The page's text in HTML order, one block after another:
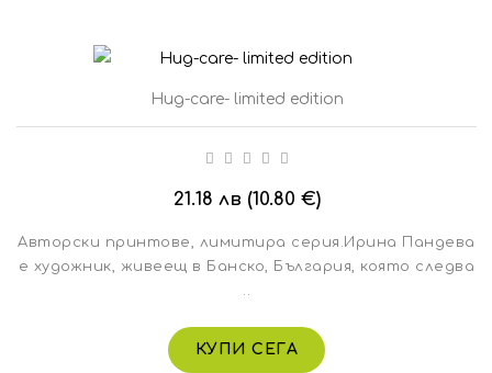
Hug-care- limited edition
21.18 лв (10.80 €)
Авторски принтове, лимитира серия.Ирина Пандева
е художник, живеещ в Банско, България, която следва
КУПИ СЕГА